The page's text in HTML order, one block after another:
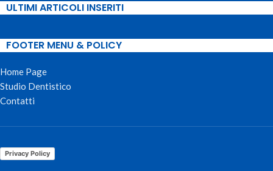
ULTIMI ARTICOLI INSERITI
FOOTER MENU & POLICY
Home Page
Studio Dentistico
Contatti
Privacy Policy